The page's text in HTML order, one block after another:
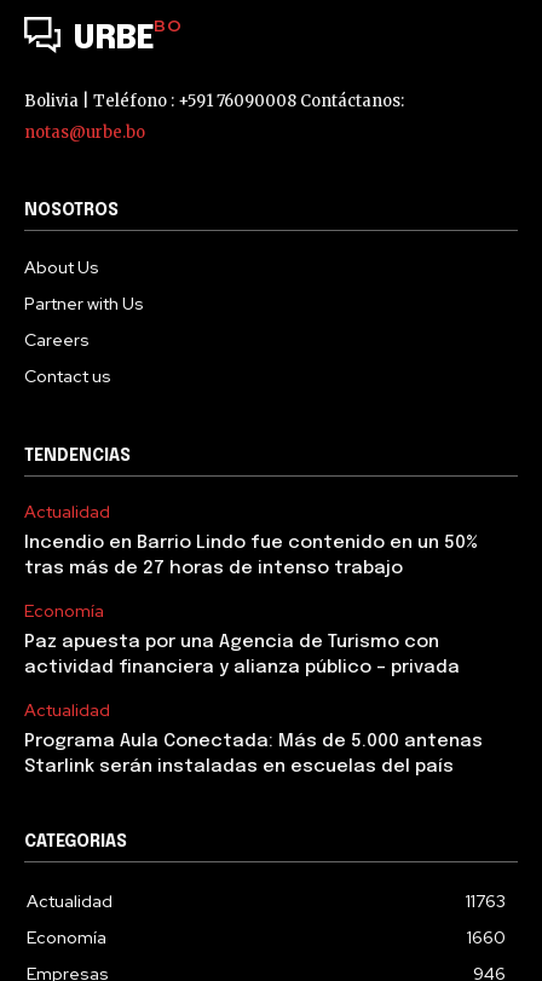
URBEBO
Bolivia | Teléfono : +591 76090008 Contáctanos:
notas@urbe.bo
NOSOTROS
About Us
Partner with Us
Careers
Contact us
TENDENCIAS
Actualidad
Incendio en Barrio Lindo fue contenido en un 50%
tras más de 27 horas de intenso trabajo
Economía
Paz apuesta por una Agencia de Turismo con
actividad financiera y alianza público – privada
Actualidad
Programa Aula Conectada: Más de 5.000 antenas
Starlink serán instaladas en escuelas del país
CATEGORIAS
Actualidad
11763
Economía
1660
Empresas
946